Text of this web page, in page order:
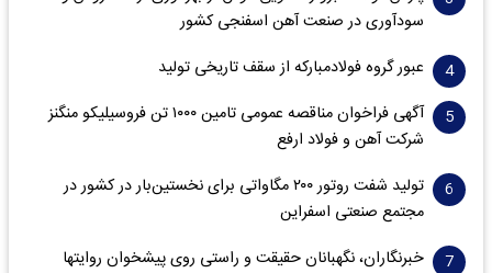
سود‌آوری در صنعت آهن اسفنجی کشور
عبور گروه فولادمبارکه از سقف تاریخی تولید
آگهی فراخوان مناقصه عمومی تامین ۱۰۰۰ تن فروسیلیکو منگنز
شرکت آهن و فولاد ارفع
تولید شفت روتور ۲۰۰ مگاواتی برای نخستین‌بار در کشور در
مجتمع صنعتی اسفراین
خبرنگاران، نگهبانان حقیقت و راستی روی پیشخوان روایت­ها